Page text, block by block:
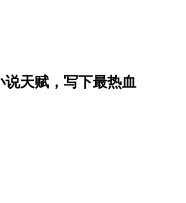
天赋，写下最热血